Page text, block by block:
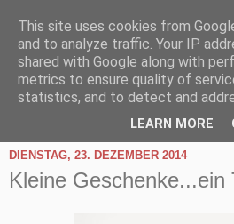
DIENSTAG, 23. DEZEMBER 2014
Kleine Geschenke...ein
This site uses cookies from
and to analyze traffic. Your IP
shared with Google along with
metrics to ensure quality of
statistics, and to detect and
LEARN MORE